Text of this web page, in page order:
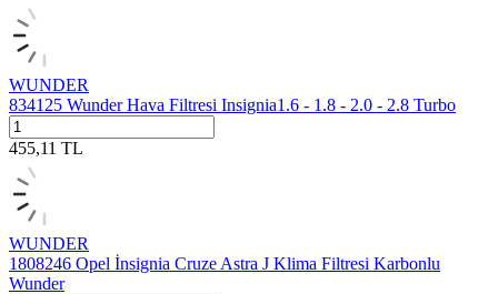
WUNDER
834125 Wunder Hava Filtresi Insignia1.6 - 1.8 - 2.0 - 2.8 Turbo
455,11 TL
WUNDER
1808246 Opel İnsignia Cruze Astra J Klima Filtresi Karbonlu
Wunder